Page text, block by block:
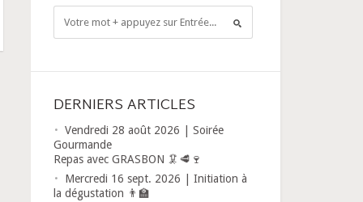
DERNIERS ARTICLES
Vendredi 28 août 2026 | Soirée
Gourmande
Repas avec GRASBON 🦑🥩🍷
Mercredi 16 sept. 2026 | Initiation à
la dégustation 👨‍🏫